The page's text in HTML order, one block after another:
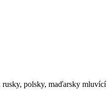
rusky, polsky, maďarsky mluvící